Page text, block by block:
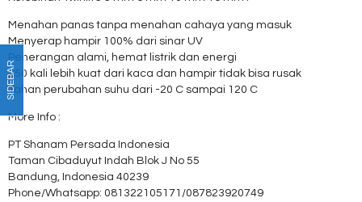
Menahan panas tanpa menahan cahaya yang masuk
Menyerap hampir 100% dari sinar UV
Penerangan alami, hemat listrik dan energi
250 kali lebih kuat dari kaca dan hampir tidak bisa rusak
Tahan perubahan suhu dari -20 C sampai 120 C
More Info :
PT Shanam Persada Indonesia
Taman Cibaduyut Indah Blok J No 55
Bandung, Indonesia 40239
Phone/Whatsapp: 081322105171/087823920749
SIDEBAR